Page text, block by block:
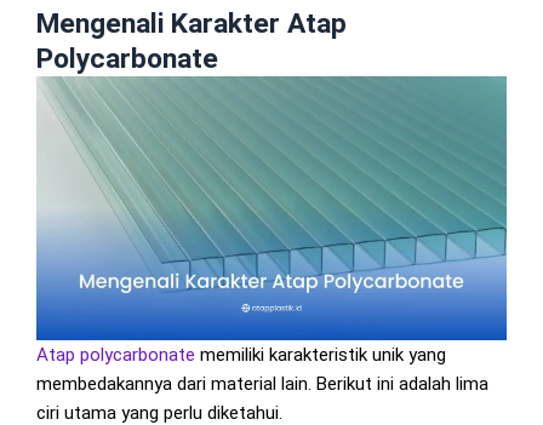
Mengenali Karakter Atap
Polycarbonate
Atap polycarbonate memiliki karakteristik unik yang
membedakannya dari material lain. Berikut ini adalah lima
ciri utama yang perlu diketahui.